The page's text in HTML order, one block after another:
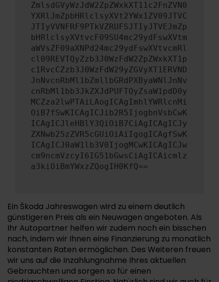
ZmlsdGVyWzJdW2ZpZWxkXT11c2FnZVN0
YXRlJmZpbHRlclsyXVt2YWx1ZV09JTVC
JTIyVVNFRF9PTkVZRUFSJTIyJTVEJmZp
bHRlclsyXVtvcF09SU4mc29ydFswXVtm
aWVsZF09aXNPd24mc29ydFswXVtvcmRl
cl09REVTQyZzb3J0WzFdW2ZpZWxkXT1p
c1RvcCZzb3J0WzFdW29yZGVyXT1ERVND
JnNvcnRbMl1bZmllbGRdPXByaWNlJnNv
cnRbMl1bb3JkZXJdPUFTQyZsaW1pdD0y
MCZza2lwPTAiLAogICAgImhlYWRlcnMi
OiB7fSwKICAgICJib2R5IjogbnVsbCwK
ICAgICJleHBlY3QiOiB7CiAgICAgICJy
ZXNwb25zZVR5cGUiOiAiIgogICAgfSwK
ICAgICJ0aW1lb3V0IjogMCwKICAgICJw
cm9ncmVzcyI6IG51bGwsCiAgICAicmlz
a3kiOiBmYWxzZQogIH0KfQ==
Ein Škoda Jahreswagen wird zu einem deutlich
günstigeren Preis als ein Neuwagen angeboten. Als
Ihr Autopartner helfen wir zudem noch ein bisschen
nach, indem wir Ihnen eine Finanzierung zu monatlich
konstanten Raten ermöglichen. Des Weiteren freuen
wir uns auf die Inzahlungnahme Ihres aktuellen
Gebrauchten und sorgen so für einen